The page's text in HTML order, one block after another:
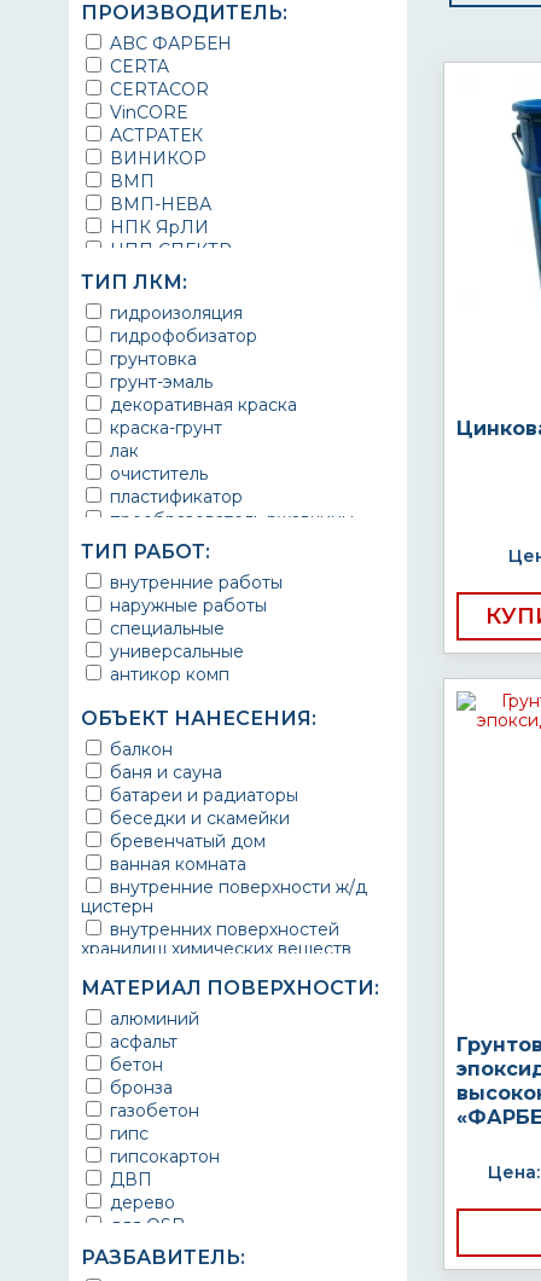
ПРОИЗВОДИТЕЛЬ:
ABC ФАРБЕН
CERTA
CERTACOR
VinCORE
АСТРАТЕК
ВИНИКОР
ВМП
ВМП-НЕВА
НПК ЯрЛИ
НПП СПЕКТР
НПФ ЭМАЛЬ
ТЕРМА
УРЕПЛЕН
ТИП ЛКМ:
гидроизоляция
гидрофобизатор
грунтовка
грунт-эмаль
декоративная краска
краска-грунт
лак
очиститель
пластификатор
преобразователь ржавчины
эмаль
Краска
Покрытие
грунт эмаль
защитное покрытие
ТИП РАБОТ:
внутренние работы
наружные работы
специальные
универсальные
антикор комп
ОБЪЕКТ НАНЕСЕНИЯ:
балкон
баня и сауна
батареи и радиаторы
беседки и скамейки
бревенчатый дом
ванная комната
внутренние поверхности ж/д
цистерн
внутренних поверхностей
хранилищ химических веществ
ворота
выхлопные системы
автомобилей
газопроводы
гараж
гидротехнические сооружения
городской транспорт
грузовые вагоны
двери металлические
детали двигателей
детали машин
для автомобилей
МАТЕРИАЛ ПОВЕРХНОСТИ:
алюминий
асфальт
бетон
бронза
газобетон
гипс
гипсокартон
ДВП
дерево
для OSB
для бетона
для гипса
РАЗБАВИТЕЛЬ:
Цена: